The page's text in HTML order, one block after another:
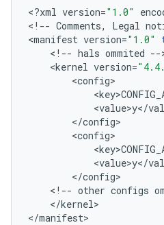
<?xml version="1.0"
< ! -- Comments, Legal
<manifest version="1.0"
< ! -- hals ommited --
<kernel version=
<config>
<key>
<value>y</
</config>
<config>
<key>
<value>y</
</config>
< ! -- other configs
</kernel>
</manifest>